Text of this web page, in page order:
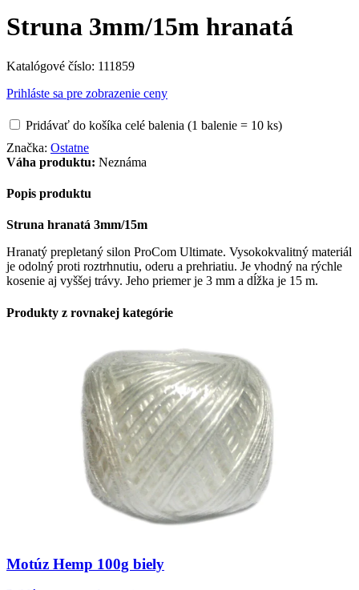
Struna 3mm/15m hranatá
Katalógové číslo: 111859
Prihláste sa pre zobrazenie ceny
Pridávať do košíka celé balenia (1 balenie = 10 ks)
Značka: Ostatne
Váha produktu: Neznáma
Popis produktu
Struna hranatá 3mm/15m
Hranatý prepletaný silon ProCom Ultimate. Vysokokvalitný materiál
je odolný proti roztrhnutiu, oderu a prehriatiu. Je vhodný na rýchle
kosenie aj vyššej trávy. Jeho priemer je 3 mm a dĺžka je 15 m.
Produkty z rovnakej kategórie
Motúz Hemp 100g biely